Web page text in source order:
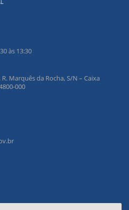
às 13:30
Marquês da Rocha, S/N – Caixa
000